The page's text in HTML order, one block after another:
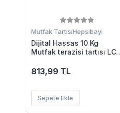
Mutfak TartısıHepsibayi
Dijital Hassas 10 Kg
Mutfak terazisi tartısı LCD
813,99 TL
Sepete Ekle